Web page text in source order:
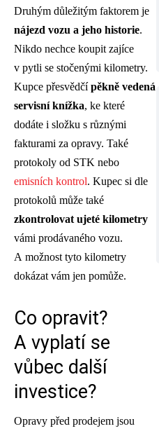
Druhým důležitým faktorem je
nájezd vozu a jeho historie.
Nikdo nechce koupit zajíce
v pytli se stočenými kilometry.
Kupce přesvědčípěkně vedená
servisní knížka, ke které
dodáte i složku s různými
fakturami za opravy. Také
protokoly od STK nebo
emisních kontrol. Kupec si dle
protokolů může také
zkontrolovat ujeté kilometry
vámi prodávaného vozu.
A možnost tyto kilometry
dokázat vám jen pomůže.
Co opravit?
A vyplatí se
vůbec další
investice?
Opravy před prodejem jsou